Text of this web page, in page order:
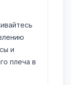
и
плеча в